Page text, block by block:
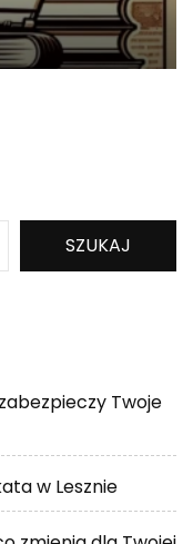
SZUKAJ
Twoje
w Lesznie